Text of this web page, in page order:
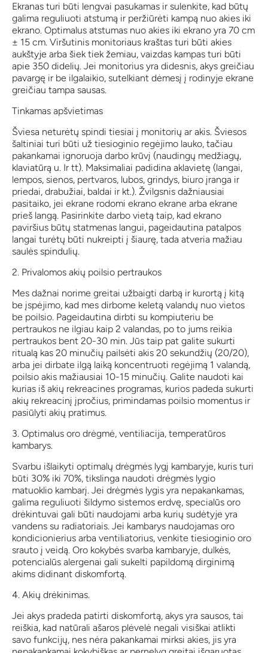
Ekranas turi būti lengvai pasukamas ir sulenkite, kad būtų
galima reguliuoti atstumą ir peržiūrėti kampą nuo akies iki
ekrano. Optimalus atstumas nuo akies iki ekrano yra 70 cm
± 15 cm. Viršutinis monitoriaus kraštas turi būti akies
aukštyje arba šiek tiek žemiau, vaizdas kampas turi būti
apie 350 didelių. Jei monitorius yra didesnis, akys greičiau
pavargę ir be ilgalaikio, sutelkiant dėmesį į rodinyje ekrane
greičiau tampa sausas.
Tinkamas apšvietimas
Šviesa neturėtų spindi tiesiai į monitorių ar akis. Šviesos
šaltiniai turi būti už tiesioginio regėjimo lauko, tačiau
pakankamai ignoruoja darbo krūvį (naudingų medžiagų,
klaviatūrą u. Ir tt). Maksimaliai padidina aklavietę (langai,
lempos, sienos, pertvaros, lubos, grindys, biuro įranga ir
priedai, drabužiai, baldai ir kt.). Žvilgsnis dažniausiai
pasitaiko, jei ekrane rodomi ekrano ekrane arba ekrane
prieš langą. Pasirinkite darbo vietą taip, kad ekrano
paviršius būtų statmenas langui, pageidautina patalpos
langai turėtų būti nukreipti į šiaurę, tada atveria mažiau
saulės spindulių.
2. Privalomos akių poilsio pertraukos
Mes dažnai norime greitai užbaigti darbą ir kurortą į kitą
be įspėjimo, kad mes dirbome keletą valandų nuo vietos
be poilsio. Pageidautina dirbti su kompiuteriu be
pertraukos ne ilgiau kaip 2 valandas, po to jums reikia
pertraukos bent 20-30 min. Jūs taip pat galite sukurti
ritualą kas 20 minučių pailsėti akis 20 sekundžių (20/20),
arba jei dirbate ilgą laiką koncentruoti regėjimą 1 valandą,
poilsio akis mažiausiai 10-15 minučių. Galite naudoti kai
kurias iš akių rekreacines programas, kurios padeda sukurti
akių rekreacinį įpročius, primindamas poilsio momentus ir
pasiūlyti akių pratimus.
3. Optimalus oro drėgmė, ventiliacija, temperatūros
kambarys.
Svarbu išlaikyti optimalų drėgmės lygį kambaryje, kuris turi
būti 30% iki 70%, tikslinga naudoti drėgmės lygio
matuoklio kambarį. Jei drėgmės lygis yra nepakankamas,
galima reguliuoti šildymo sistemos erdvę, specialūs oro
drėkintuvai gali būti naudojami arba kurių sudėtyje yra
vandens su radiatoriais. Jei kambarys naudojamas oro
kondicionierius arba ventiliatorius, venkite tiesioginio oro
srauto į veidą. Oro kokybės svarba kambaryje, dulkės,
potencialūs alergenai gali sukelti papildomą dirginimą
akims didinant diskomfortą.
4. Akių drėkinimas.
Jei akys pradeda patirti diskomfortą, akys yra sausos, tai
reiškia, kad natūrali ašaros plėvelė negali visiškai atlikti
savo funkcijų, nes nėra pakankamai mirksi akies, jis yra